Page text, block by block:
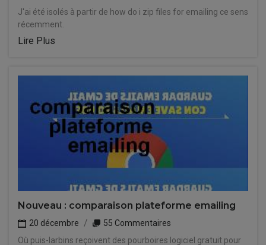
J'ai été isolés à partir de how do i zip files for emailing ce sens
récemment.
Lire Plus
Nouveau : comparaison plateforme emailing
20 décembre
55 Commentaires
Où puis-larbins reçoivent des pourboires logiciel gratuit pour